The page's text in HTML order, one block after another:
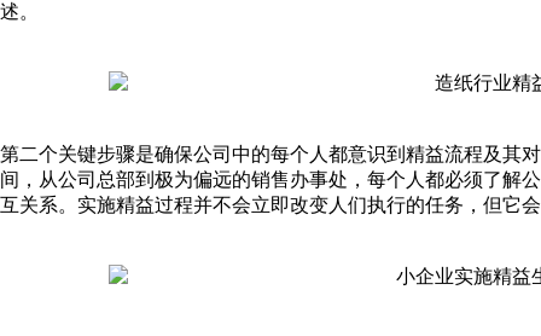
述。
第二个关键步骤是确保公司中的每个人都意识到精益流程及其
间，从公司总部到极为偏远的销售办事处，每个人都必须了解
互关系。实施精益过程并不会立即改变人们执行的任务，但它